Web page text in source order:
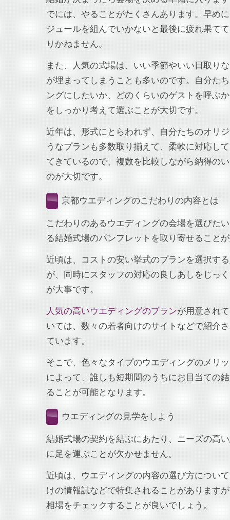
でには、やることがたくさんあります。早め
ジュールを組んでいかないと最後に疲れ果て
りかねません。
また、人気の式場は、いい季節やいい日取り
が埋まってしまうことも多いのです。自分た
ングにしたいか、どのくらいのゲストを呼ぶ
をしっかり考えて選ぶことが大切です。
近年は、形式にとらわれず、自分たちのオリ
うなプランも多数取り揃えて、柔軟に対応し
てきているので、複数を比較しながら納得の
のが大切です。
京都ウエディングのこだわりの内容とは
こだわりのあるウエディングの会場を選びた
る結婚式場のパンフレットを取り寄せること
近頃は、コストの安い挙式のプランを選択す
が、同時にスタッフの対応の良しあしをじっ
が大事です。
人気の高いウエディングのプランが用意され
いては、数々の若者向けのサイトなどで紹介
ています。
そこで、色々なタイプのウエディングのメリ
によって、誰しも短期間のうちにお目当ての
ることが可能となります。
ウエディングの見学をしよう
結婚式場の契約を結ぶにあたり、ニーズの高
に足を運ぶことが欠かせません。
近頃は、ウエディングの内容の選び方につい
けの情報誌などで特集されることがあります
相場をチェックすることが良いでしょう。